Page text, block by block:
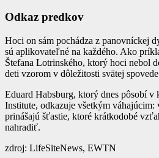
Odkaz predkov
Hoci on sám pochádza z panovníckej
sú aplikovateľné na každého. Ako
Štefana Lotrinského, ktorý hoci nebol
deti vzorom v dôležitosti svätej
Eduard Habsburg, ktorý dnes pôsobí v
Institute, odkazuje všetkým
prinášajú šťastie, ktoré krátkodobé
nahradiť.
zdroj: LifeSiteNews, EWTN